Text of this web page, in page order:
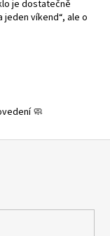
je dostatečně
víkend“, ale o
🧼